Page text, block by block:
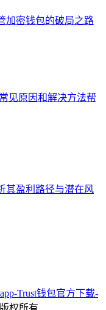
加密钱包的破局之路
见原因和解决方法帮
其盈利路径与潜在风
Trust钱包官方下载-